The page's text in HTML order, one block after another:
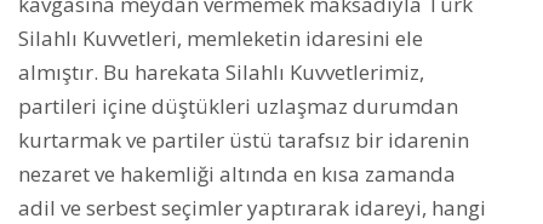
Silahlı Kuvvetleri, memleketin idaresini ele
almıştır. Bu harekata Silahlı Kuvvetlerimiz,
partileri içine düştükleri uzlaşmaz durumdan
kurtarmak ve partiler üstü tarafsız bir idarenin
nezaret ve hakemliği altında en kısa zamanda
adil ve serbest seçimler yaptırarak idareyi, hangi